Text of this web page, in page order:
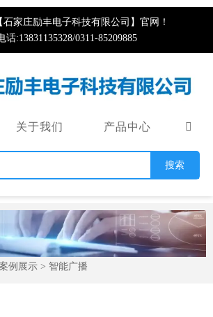
家庄励丰电子科技有限公司】官网！
话:13831135328/0311-85209885
关于我们 产品中心
搜索
例展示 > 智能广播